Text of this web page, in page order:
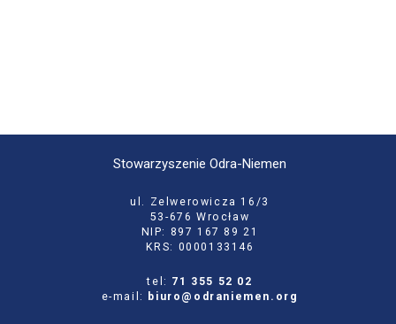
Stowarzyszenie Odra-Niemen
ul. Zelwerowicza 16/3
53-676 Wrocław
NIP: 897 167 89 21
KRS: 0000133146
tel: 71 355 52 02
e-mail:
biuro@odraniemen.org